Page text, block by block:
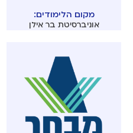
מקום הלימודים:
אוניברסיטת בר אילן